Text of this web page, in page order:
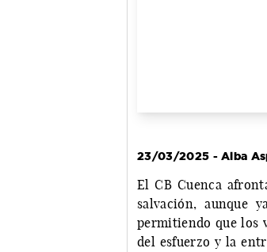
23/03/2025 - Alba
El CB Cuenca
salvación, aunque
permitiendo que los
del esfuerzo y la